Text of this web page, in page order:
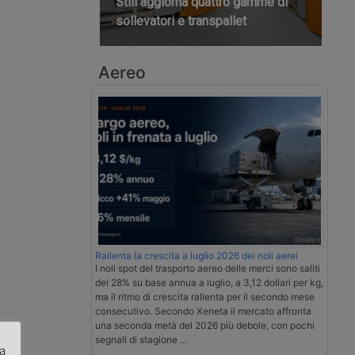
sollevatori e transpallet
Aereo
Rallenta la crescita a luglio 2026 dei noli aerei
I noli spot del trasporto aereo delle merci sono saliti
del 28% su base annua a luglio, a 3,12 dollari per kg,
ma il ritmo di crescita rallenta per il secondo mese
consecutivo. Secondo Xeneta il mercato affronta
una seconda metà del 2026 più debole, con pochi
segnali di stagione …